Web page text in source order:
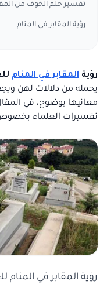
تفسير حلم الخوف من
رؤية المقابر في المنام
رؤية المقابر في المنام
يحمله من دلالات لهن
معانيها بوضوح، في
تفسيرات العلماء بخصوص
رؤية المقابر في المنام